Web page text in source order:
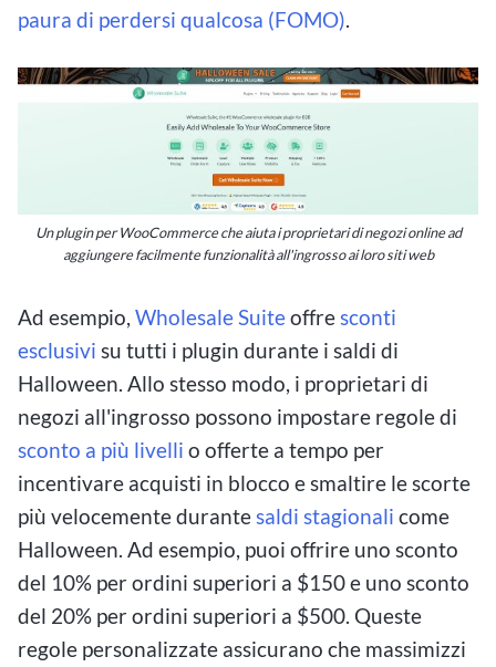
paura di perdersi qualcosa (FOMO).
Un plugin per WooCommerce che aiuta i proprietari di negozi online ad
aggiungere facilmente funzionalità all'ingrosso ai loro siti web
Ad esempio, Wholesale Suiteoffresconti
esclusivi su tutti i plugin durante i saldi di
Halloween. Allo stesso modo, i proprietari di
negozi all'ingrosso possono impostare regole di
sconto a più livelli o offerte a tempo per
incentivare acquisti in blocco e smaltire le scorte
più velocemente durantesaldi stagionali come
Halloween. Ad esempio, puoi offrire uno sconto
del 10% per ordini superiori a $150 e uno sconto
del 20% per ordini superiori a $500. Queste
regole personalizzate assicurano che massimizzi